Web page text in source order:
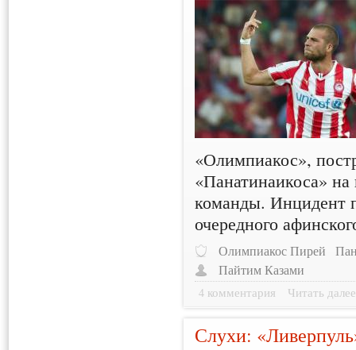
«Олимпиакос»,
«Панатинаикоса»
команды. Инцидент
очередного
Олимпиакос Пирей
Пайтим Казами
4 комментария Читать далее
Слухи: